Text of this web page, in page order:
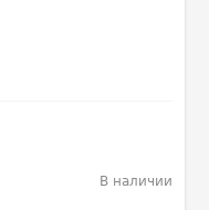
В наличии